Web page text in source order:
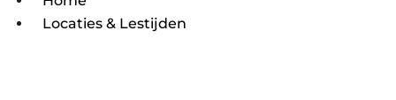
Locaties & Lestijden